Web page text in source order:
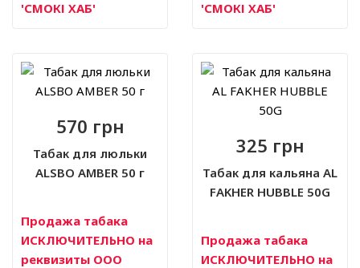
'СМОКІ ХАБ'
'СМОКІ ХАБ'
570 грн
Табак для люльки
ALSBO AMBER 50 г
Продажа табака
ИСКЛЮЧИТЕЛЬНО на
реквизиты ООО
325 грн
Табак для кальяна AL
FAKHER HUBBLE 50G
Продажа табака
ИСКЛЮЧИТЕЛЬНО на